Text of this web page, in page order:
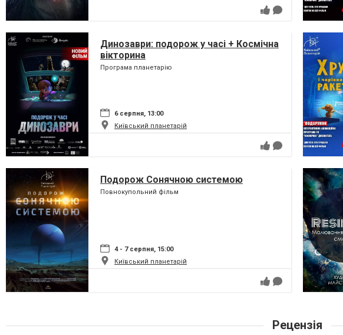
Динозаври: подорож у часі + Космічна
вікторина
Програма планетарію
6 серпня, 13:00
Київський планетарій
Подорож Сонячною системою
Повнокупольний фільм
4 - 7 серпня, 15:00
Київський планетарій
Рецензія